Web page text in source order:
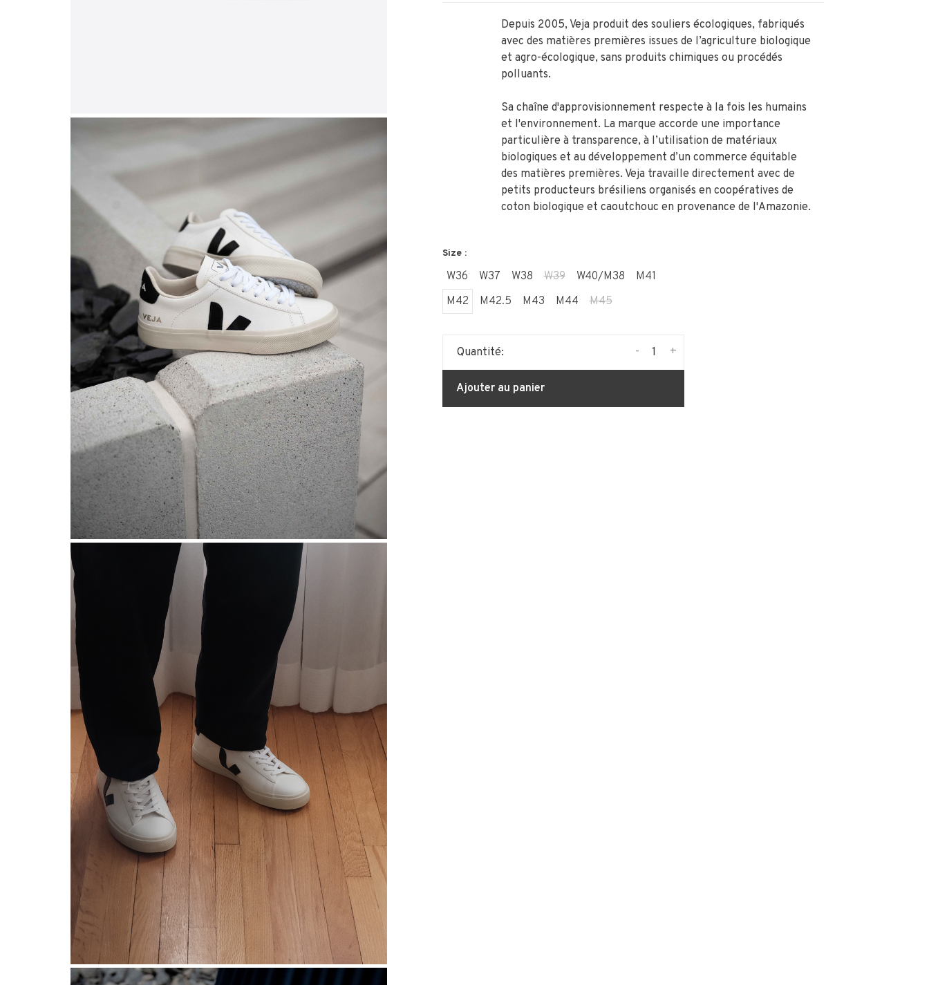
Depuis 2005, Veja produit des souliers écologiques, fabriqués
avec des matières premières issues de l’agriculture biologique
et agro-écologique, sans produits chimiques ou procédés
polluants.
Sa chaîne d'approvisionnement respecte à la fois les humains
et l'environnement. La marque accorde une importance
particulière à transparence, à l’utilisation de matériaux
biologiques et au développement d’un commerce équitable
des matières premières. Veja travaille directement avec de
petits producteurs brésiliens organisés en coopératives de
coton biologique et caoutchouc en provenance de l'Amazonie.
Size :
W36 W37 W38 W39 W40/M38
M41
M42
M42.5 M43 M44 M45
Quantité: +
-
Ajouter au panier